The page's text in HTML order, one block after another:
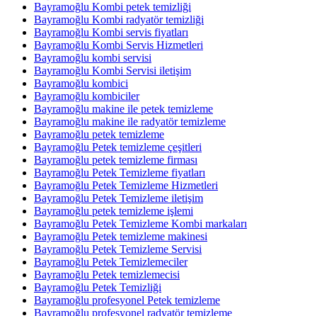
Bayramoğlu Kombi petek temizliği
Bayramoğlu Kombi radyatör temizliği
Bayramoğlu Kombi servis fiyatları
Bayramoğlu Kombi Servis Hizmetleri
Bayramoğlu kombi servisi
Bayramoğlu Kombi Servisi iletişim
Bayramoğlu kombici
Bayramoğlu kombiciler
Bayramoğlu makine ile petek temizleme
Bayramoğlu makine ile radyatör temizleme
Bayramoğlu petek temizleme
Bayramoğlu Petek temizleme çeşitleri
Bayramoğlu petek temizleme firması
Bayramoğlu Petek Temizleme fiyatları
Bayramoğlu Petek Temizleme Hizmetleri
Bayramoğlu Petek Temizleme iletişim
Bayramoğlu petek temizleme işlemi
Bayramoğlu Petek Temizleme Kombi markaları
Bayramoğlu Petek temizleme makinesi
Bayramoğlu Petek Temizleme Servisi
Bayramoğlu Petek Temizlemeciler
Bayramoğlu Petek temizlemecisi
Bayramoğlu Petek Temizliği
Bayramoğlu profesyonel Petek temizleme
Bayramoğlu profesyonel radyatör temizleme